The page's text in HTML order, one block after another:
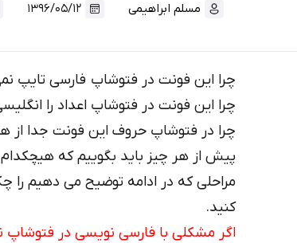
مسلم ابراهیمی ۱۳۹۶/۰۵/۱۲
چرا این فونت در فتوشاپ فارسی تایپ
چرا این فونت در فتوشاپ اعداد را
چرا در فتوشاپ حروف این فونت جدا از
پیش از هر چیز باید بگوییم که
مراحلی که در ادامه توضیح می دهیم را
کنید.
اگر مشکلی با فارسی نویسی در فتوشاپ